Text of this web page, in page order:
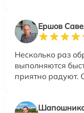
Ершов
Несколько раз
выполняются
приятно радуют.